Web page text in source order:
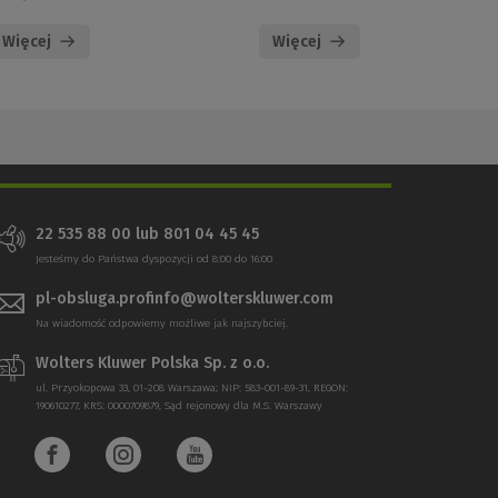
Więcej Więcej
22 535 88 00 lub 801 04 45 45
Jesteśmy do Państwa dyspozycji od 8:00 do 16:00
pl-obsluga.profinfo@wolterskluwer.com
Na wiadomość odpowiemy możliwe jak najszybciej.
Wolters Kluwer Polska Sp. z o.o.
ul. Przyokopowa 33, 01-208 Warszawa; NIP: 583-001-89-31, REGON:
190610277, KRS: 0000709879, Sąd rejonowy dla M.S. Warszawy